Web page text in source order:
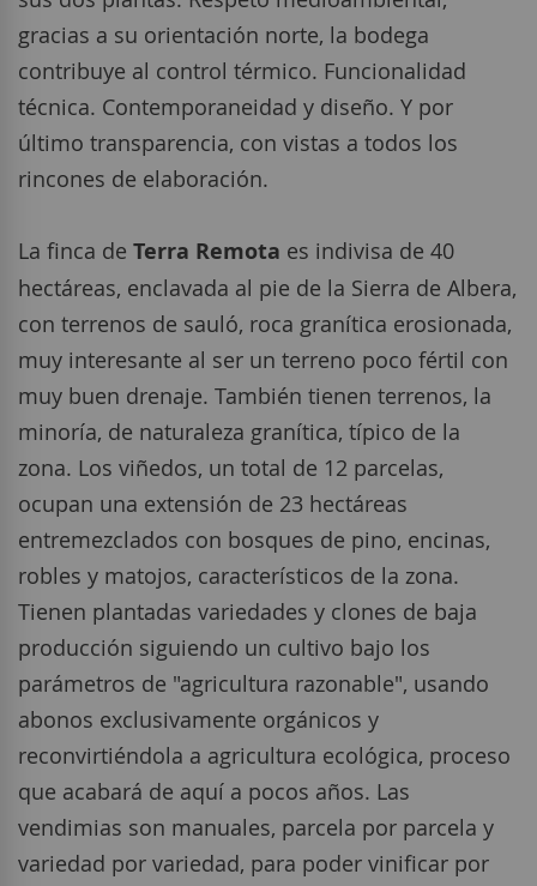
gracias a su orientación norte, la bodega
contribuye al control térmico. Funcionalidad
técnica. Contemporaneidad y diseño. Y por
último transparencia, con vistas a todos los
rincones de elaboración.
La finca de Terra Remota es indivisa de 40
hectáreas, enclavada al pie de la Sierra de Albera,
con terrenos de sauló, roca granítica erosionada,
muy interesante al ser un terreno poco fértil con
muy buen drenaje. También tienen terrenos, la
minoría, de naturaleza granítica, típico de la
zona. Los viñedos, un total de 12 parcelas,
ocupan una extensión de 23 hectáreas
entremezclados con bosques de pino, encinas,
robles y matojos, característicos de la zona.
Tienen plantadas variedades y clones de baja
producción siguiendo un cultivo bajo los
parámetros de "agricultura razonable", usando
abonos exclusivamente orgánicos y
reconvirtiéndola a agricultura ecológica, proceso
que acabará de aquí a pocos años. Las
vendimias son manuales, parcela por parcela y
variedad por variedad, para poder vinificar por